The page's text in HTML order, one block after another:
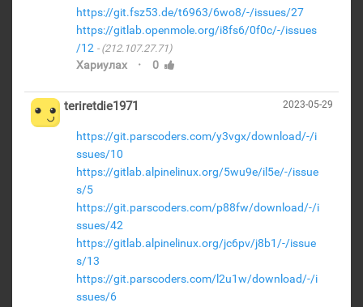
https://git.fsz53.de/t6963/6wo8/-/issues/27
https://gitlab.openmole.org/i8fs6/0f0c/-/issues
/12
(212.107.27.71)
Хариулах · 0
2023-05-29
teriretdie1971
https://git.parscoders.com/y3vgx/download/-/i
ssues/10
https://gitlab.alpinelinux.org/5wu9e/il5e/-/issue
s/5
https://git.parscoders.com/p88fw/download/-/i
ssues/42
https://gitlab.alpinelinux.org/jc6pv/j8b1/-/issue
s/13
https://git.parscoders.com/l2u1w/download/-/i
ssues/6